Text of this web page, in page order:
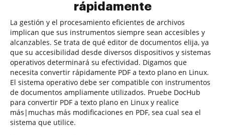
rápidamente
La gestión y el procesamiento eficientes de archivos
implican que sus instrumentos siempre sean accesibles y
alcanzables. Se trata de qué editor de documentos elija, ya
que su accesibilidad desde diversos dispositivos y sistemas
operativos determinará su efectividad. Digamos que
necesita convertir rápidamente PDF a texto plano en Linux.
El sistema operativo debe ser compatible con instrumentos
de documentos ampliamente utilizados. Pruebe DocHub
para convertir PDF a texto plano en Linux y realice
más|muchas más modificaciones en PDF, sea cual sea el
sistema que utilice.